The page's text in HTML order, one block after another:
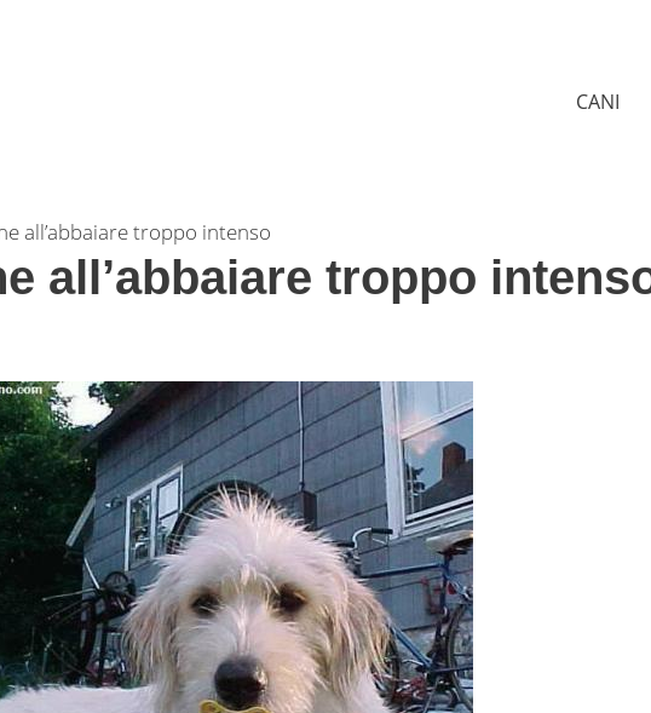
CANI
all’abbaiare troppo intenso
all’abbaiare troppo